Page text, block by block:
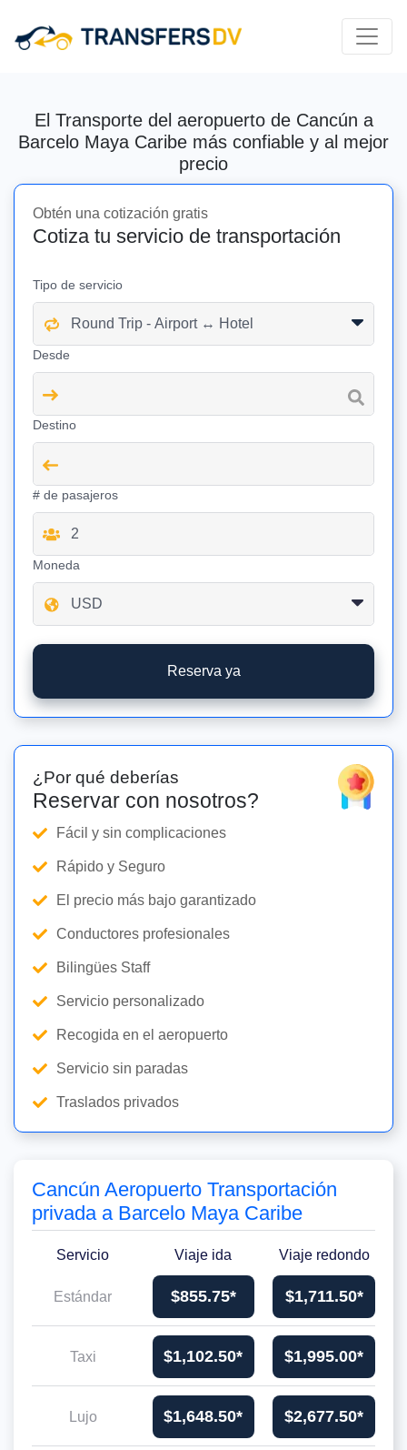
El Transporte del aeropuerto de Cancún a
Barcelo Maya Caribe más confiable y al mejor
precio
Obtén una cotización gratis
Cotiza tu servicio de transportación
Tipo de servicio
Desde
Destino
# de pasajeros
Moneda
Reserva ya
Cancún Aeropuerto Transportación
privada a Barcelo Maya Caribe
Servicio Viaje ida Viaje redondo
Estándar $855.75* $1,711.50*
Taxi $1,102.50* $1,995.00*
Lujo $1,648.50* $2,677.50*
¿Por qué deberías
Reservar con nosotros?
Fácil y sin complicaciones
Rápido y Seguro
El precio más bajo garantizado
Conductores profesionales
Bilingües Staff
Servicio personalizado
Recogida en el aeropuerto
Servicio sin paradas
Traslados privados